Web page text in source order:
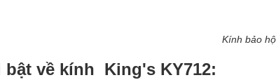
Kính bảo
bật về kính King's KY712: